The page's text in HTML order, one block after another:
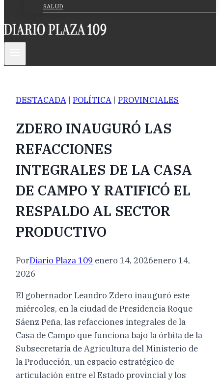
SALUD
DESTACADA | POLÍTICA | PROVINCIALES
ZDERO INAUGURÓ LAS
REFACCIONES
INTEGRALES DE LA CASA
DE CAMPO Y RATIFICÓ EL
RESPALDO AL SECTOR
PRODUCTIVO
PorDiario Plaza 109 enero 14, 2026enero 14,
2026
El gobernador Leandro Zdero inauguró este
miércoles, en la ciudad de Presidencia Roque
Sáenz Peña, las refacciones integrales de la
Casa de Campo que funciona bajo la órbita de la
Subsecretaría de Agricultura del Ministerio de
la Producción, un espacio estratégico de
articulación entre el Estado provincial y los